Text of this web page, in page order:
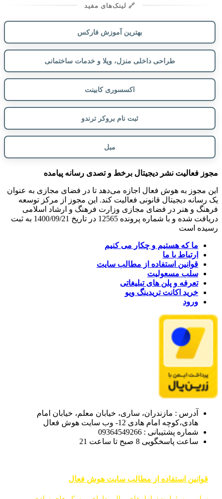
🔗 لینک‌های مفید
بهترین آموزش فارکس
طراحی داخلی منزل، ویلا و خدمات ساختمانی
اکسسوری کابینت
ثبت نام بروکر ترندو
مبل
مجوز فعالیت نشر دیجیتال برخط و تصدی رسانه پیامده
این مجوز به هوش فعال اجازه می‌دهد تا در فضای مجازی به عنوان
یک رسانه دیجیتال قانونی فعالیت کند. این مجوز از مرکز توسعه
فرهنگ و هنر در فضای مجازی وزارت فرهنگ و ارشاد اسلامی
دریافت شده و با شماره پرونده 12565 در تاریخ 1400/09/21 به ثبت
رسیده است
ما که هستیم و چکار می کنیم
ارتباط با ما
قوانین استفاده از مطالب سایت
سلب مسعولیت
تعرفه و پلن های تبلیغاتی
خرید اکانت تریدینگ ویو
ورود
آدرس : مازندران، ساری، خیابان معلم، خیابان امام
هادی،کوچه امام هادی 12- وب سایت هوش فعال
شماره پشتیبانی : 09364549266
ساعت پاسخگویی 8 صبح تا ساعت 21
قوانین استفاده از مطالب سایت هوش فعال